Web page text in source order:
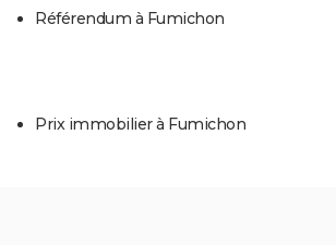
Référendum à Fumichon
Prix immobilier à Fumichon